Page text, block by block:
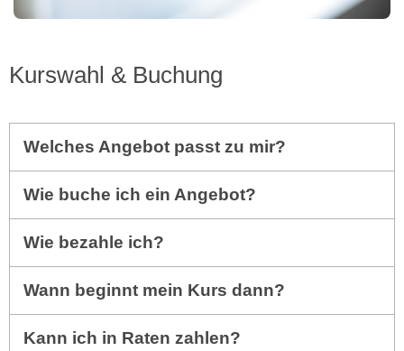
Kurswahl & Buchung
Welches Angebot passt zu mir?
Wie buche ich ein Angebot?
Wie bezahle ich?
Wann beginnt mein Kurs dann?
Kann ich in Raten zahlen?